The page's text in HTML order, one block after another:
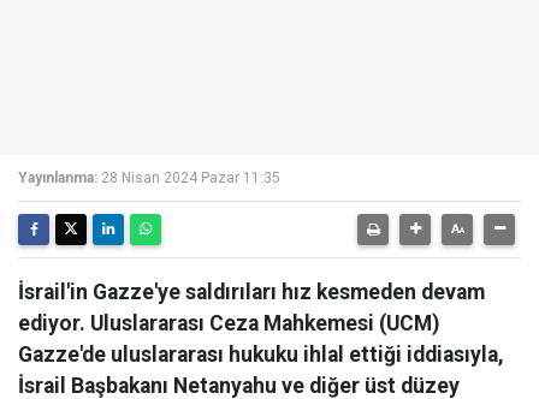
Yayınlanma: 28 Nisan 2024 Pazar 11:35
İsrail'in Gazze'ye saldırıları hız kesmeden devam
ediyor. Uluslararası Ceza Mahkemesi (UCM)
Gazze'de uluslararası hukuku ihlal ettiği iddiasıyla,
İsrail Başbakanı Netanyahu ve diğer üst düzey